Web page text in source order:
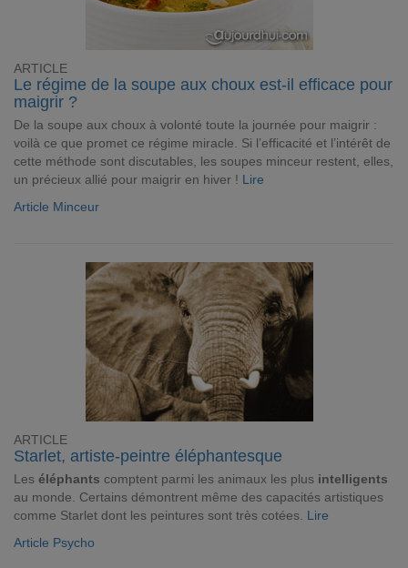
ARTICLE
Le régime de la soupe aux choux est-il efficace pour
maigrir ?
De la soupe aux choux à volonté toute la journée pour maigrir :
voilà ce que promet ce régime miracle. Si l’efficacité et l’intérêt de
cette méthode sont discutables, les soupes minceur restent, elles,
un précieux allié pour maigrir en hiver ! Lire
Article Minceur
ARTICLE
Starlet, artiste-peintre éléphantesque
Les éléphants comptent parmi les animaux les plus intelligents
au monde. Certains démontrent même des capacités artistiques
comme Starlet dont les peintures sont très cotées. Lire
Article Psycho